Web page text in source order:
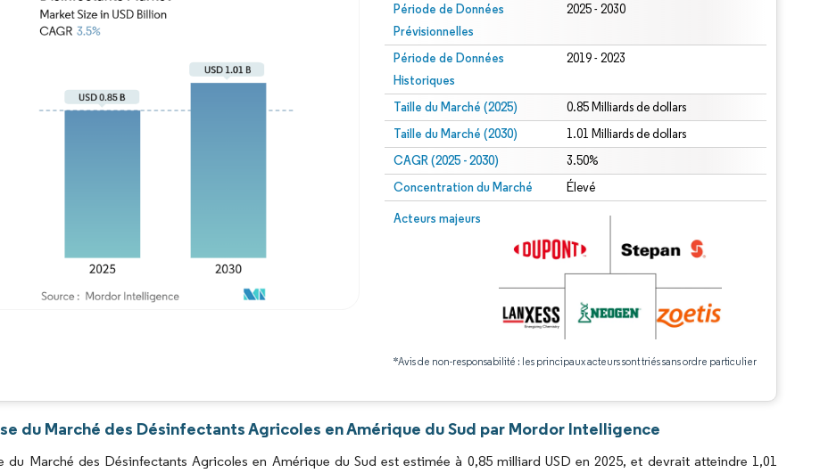
Période de Données
Prévisionnelles
2025 - 2030
Période de Données
Historiques
2019 - 2023
Taille du Marché (2025) 0.85 Milliards de dollars
Taille du Marché (2030) 1.01 Milliards de dollars
CAGR (2025 - 2030) 3.50%
Concentration du Marché Élevé
Acteurs majeurs
*Avis de non-responsabilité : les principaux acteurs sont triés sans ordre particulier
du Marché des Désinfectants Agricoles en Amérique du Sud par Mordor Intelligence
du Marché des Désinfectants Agricoles en Amérique du Sud est estimée à 0,85 milliard USD en 2025, et devrait atteindre 1,01